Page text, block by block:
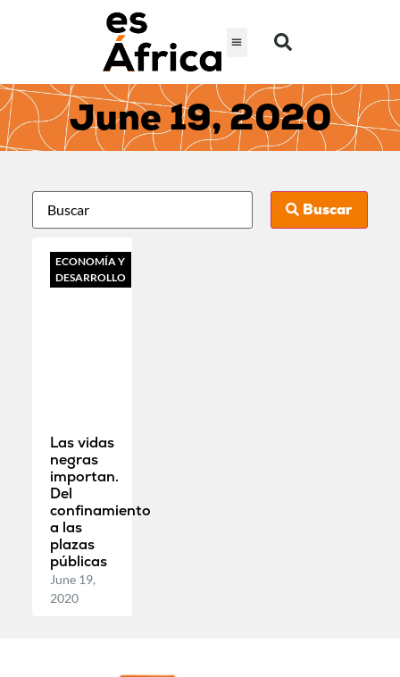
June 19, 2020
Buscar
ECONOMÍA Y
DESARROLLO
Las vidas
negras
importan.
Del
confinamiento
a las
plazas
públicas
June 19,
2020